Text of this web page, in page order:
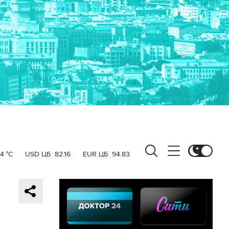
°C USD ЦБ 82.16 EUR ЦБ 94.83